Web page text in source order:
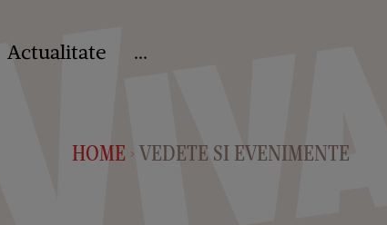
Actualitate ...
HOME > VEDETE SI EVENIMENTE